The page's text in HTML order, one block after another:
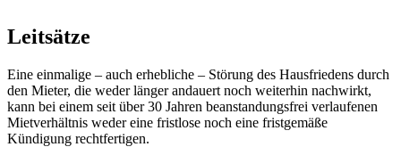
Leitsätze
Eine einmalige – auch erhebliche – Störung des Hausfriedens durch
den Mieter, die weder länger andauert noch weiterhin nachwirkt,
kann bei einem seit über 30 Jahren beanstandungsfrei verlaufenen
Mietverhältnis weder eine fristlose noch eine fristgemäße
Kündigung rechtfertigen.